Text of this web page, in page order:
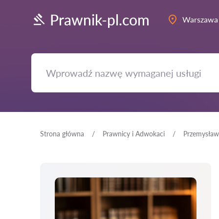
Prawnik-pl.com Warszawa
Strona główna Prawnicy i Adwokaci